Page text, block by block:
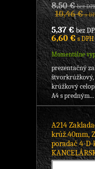
8,50 €bez
10,46 €s
5,37 €bez
6,60 €s DPH
Momentálne
prezentačný
štvorkrúžkový,
krúžkový
A4 s predným...
A214
krúž.40mm,
poradač 4-